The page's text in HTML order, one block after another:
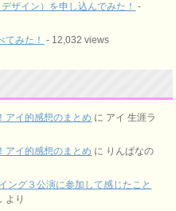
ザイン）を申し込んでみた！ -
てみた！ - 12,032 views
アイ的感想のまとめ に アイ 生涯ラ
アイ的感想のまとめ に りんぱなの
グ３公演に参加して感じたこと
より